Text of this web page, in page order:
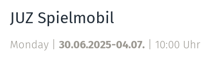
JUZ Spielmobil
Monday | 30.06.2025-04.07. 10:00 Uhr